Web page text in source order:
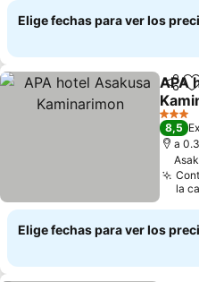
Elige fechas para ver los
APA
3
8,5
a
la
Elige fechas para ver los